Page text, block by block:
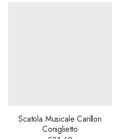
Scatola Musicale Carillon
Coniglietto